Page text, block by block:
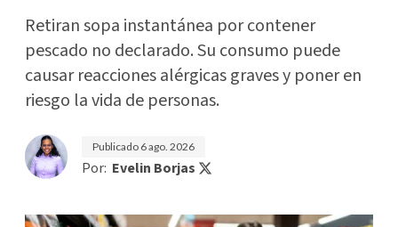
Retiran sopa instantánea por contener
pescado no declarado. Su consumo puede
causar reacciones alérgicas graves y poner en
riesgo la vida de personas.
Publicado 6 ago. 2026
Por: Evelin Borjas